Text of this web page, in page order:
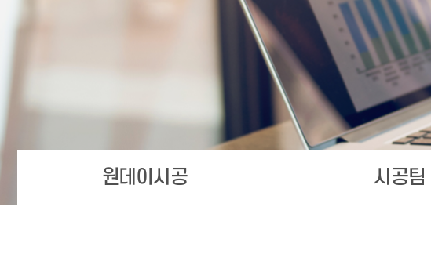
원데이시공 시공팀